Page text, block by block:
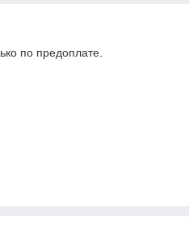
по предоплате.